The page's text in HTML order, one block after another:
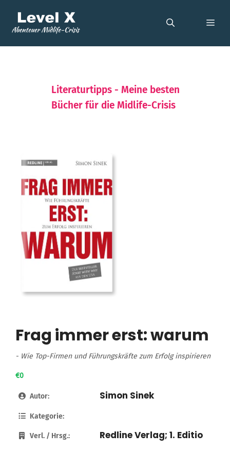
Inhalt
Literaturtipps - Meine besten
Bücher für die Midlife-Crisis
Frag immer erst: warum
- Wie Top-Firmen und Führungskräfte zum Erfolg inspirieren
€0
Autor: Simon Sinek
Kategorie:
Verl. / Hrsg.: Redline Verlag; 1. Editio